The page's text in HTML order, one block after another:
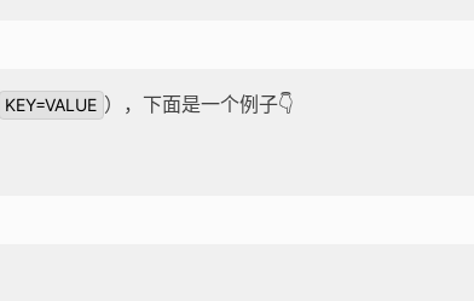
KEY=VALUE ） ，下面是一个例子👇